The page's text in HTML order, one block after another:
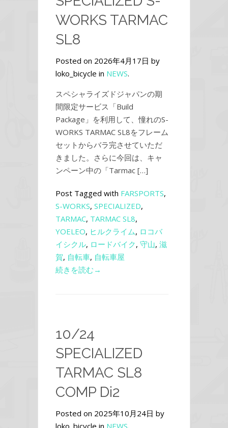
WORKS TARMAC
SL8
Posted on 2026年4月17日 by
loko_bicycle in NEWS.
スペシャライズドジャパンの期
間限定サービス「Build
Package」を利用して、憧れのS-
WORKS TARMAC SL8をフレーム
セットからバラ完させていただ
きました。さらに今回は、キャ
ンペーン中の「Tarmac […]
Post Tagged with FARSPORTS,
S-WORKS, SPECIALIZED,
TARMAC, TARMAC SL8,
YOELEO, ヒルクライム, ロコバ
イシクル, ロードバイク, 守山, 滋
賀, 自転車, 自転車屋
続きを読む→
10/24
SPECIALIZED
TARMAC SL8
COMP Di2
Posted on 2025年10月24日 by